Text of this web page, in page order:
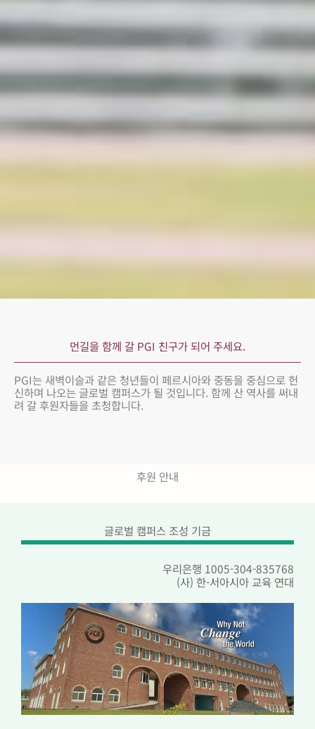
먼길을 함께 갈 PGI 친구가 되어 주세요.
PGI는 새벽이슬과 같은 청년들이 페르시아와 중동을 중심으로 헌
신하며 나오는 글로벌 캠퍼스가 될 것입니다. 함께 산 역사를 써내
려 갈 후원자들을 초청합니다.
후원 안내
글로벌 캠퍼스 조성 기금
우리은행 1005-304-835768
(사) 한-서아시아 교육 연대